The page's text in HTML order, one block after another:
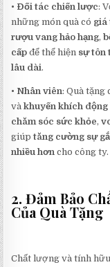
• Đối tác chiến lược:
những món quà có giá
rượu vang hảo hạng,
cấp để thể hiện sự tôn
lâu dài.
• Nhân viên: Quà tặng
vàkhuyến khích
chăm sóc sức khỏe,
giúptăng cường sự
nhiều hơn cho công ty.
2. Đảm Bảo
Của Quà Tặng
Chất lượng và tính